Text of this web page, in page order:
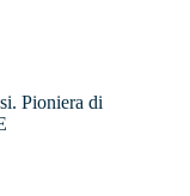
Pioniera di